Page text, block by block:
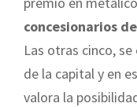
concesionarios
Las otras cinco,
de la capital y en
valora la